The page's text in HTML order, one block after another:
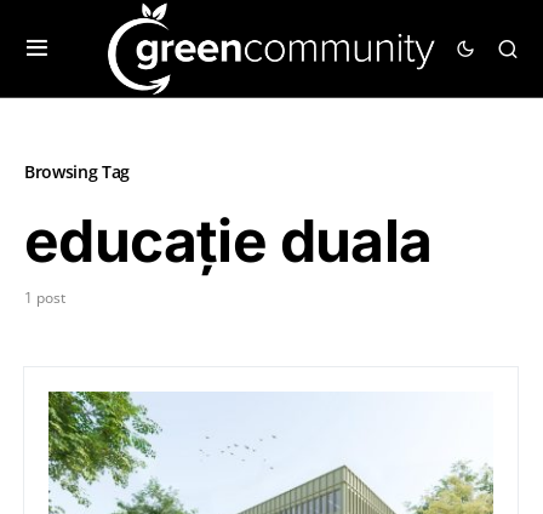
Browsing Tag
educație duala
1 post